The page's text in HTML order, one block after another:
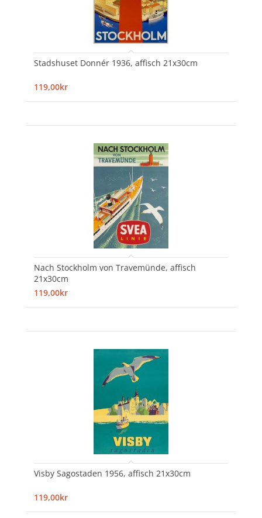
Stadshuset Donnér 1936, affisch 21x30cm
119,00kr
Nach Stockholm von Travemünde, affisch
21x30cm
119,00kr
Visby Sagostaden 1956, affisch 21x30cm
119,00kr